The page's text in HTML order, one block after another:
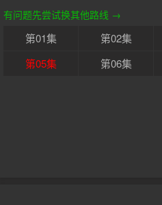
有问题先尝试换其他路线 →
第01集 第02集
第05集
第06集